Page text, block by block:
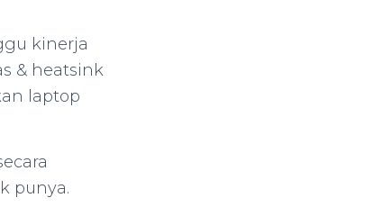
kinerja
& heatsink
laptop
punya.